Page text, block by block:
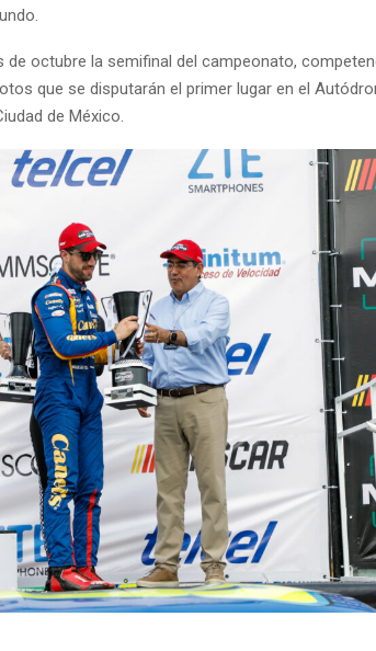
de octubre la semifinal del campeonato,
que se disputarán el primer lugar en el
de México.